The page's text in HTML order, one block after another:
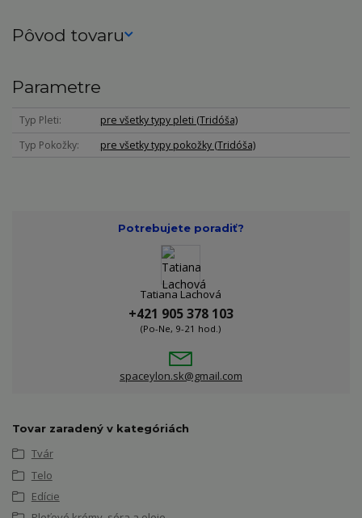
Pôvod tovaru
Parametre
Typ Pleti
pre všetky typy pleti (Tridóša)
Typ Pokožky
pre všetky typy pokožky (Tridóša)
Potrebujete poradiť?
Tatiana Lachová
+421 905 378 103
(Po-Ne, 9-21 hod.)
spaceylon.sk@gmail.com
Tovar zaradený v kategóriách
Tvár
Telo
Edície